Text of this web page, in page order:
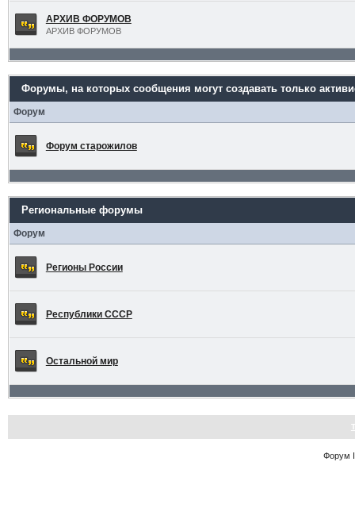
АРХИВ ФОРУМОВ
АРХИВ ФОРУМОВ
Форумы, на которых сообщения могут создавать только
Форум
Форум старожилов
Региональные форумы
Форум
Регионы России
Республики СССР
Остальной мир
Форум